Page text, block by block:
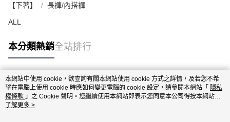
【下著】 長褲/內搭褲
ALL
本分類熱銷全站排行
熱門標籤
本網站中使用 cookie，欲查詢有關本網站使用 cookie 方式之詳情，及若您不希
望在電腦上使用 cookie 時應如何變更電腦的 cookie 設定，請參閱本網站「 隱私
權條款 」之 Cookie 聲明。您繼續使用本網站即表示您同意本公司得按本網站使
用條款之 Cookie 聲明使用 cookie。
了解更多 >